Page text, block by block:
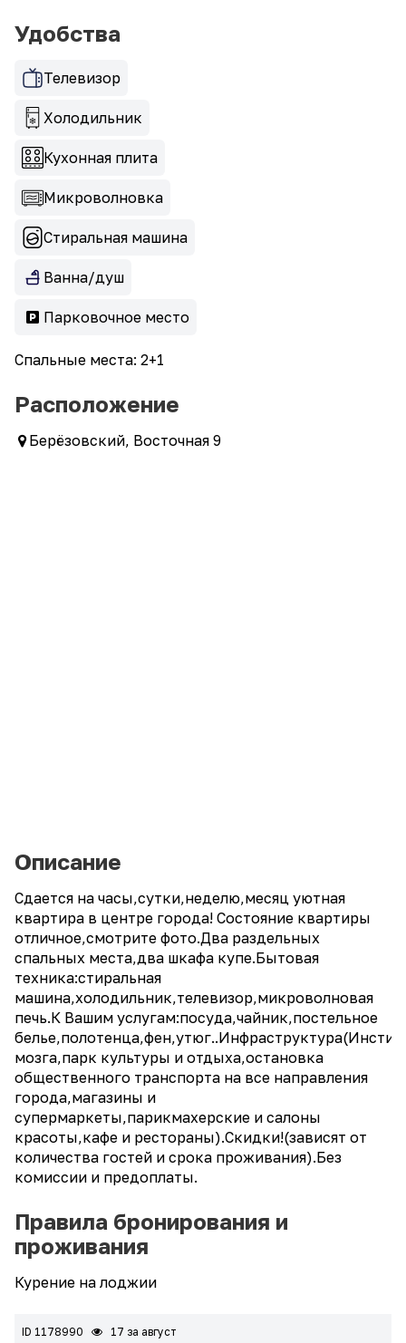
Удобства
Телевизор
Холодильник
Кухонная плита
Микроволновка
Стиральная машина
Ванна/душ
Парковочное место
Спальные места: 2+1
Расположение
Берёзовский, Восточная 9
Описание
Сдается на часы,сутки,неделю,месяц уютная
квартира в центре города! Состояние квартиры
отличное,смотрите фото.Два раздельных
спальных места,два шкафа купе.Бытовая
техника:стиральная
машина,холодильник,телевизор,микроволновая
печь.К Вашим услугам:посуда,чайник,постельное
мозга,парк культуры и отдыха,остановка
общественного транспорта на все направления
города,магазины и
супермаркеты,парикмахерские и салоны
красоты,кафе и рестораны).Скидки!(зависят от
количества гостей и срока проживания).Без
комиссии и предоплаты.
Правила бронирования и
проживания
Курение на лоджии
ID 1178990 17 за август